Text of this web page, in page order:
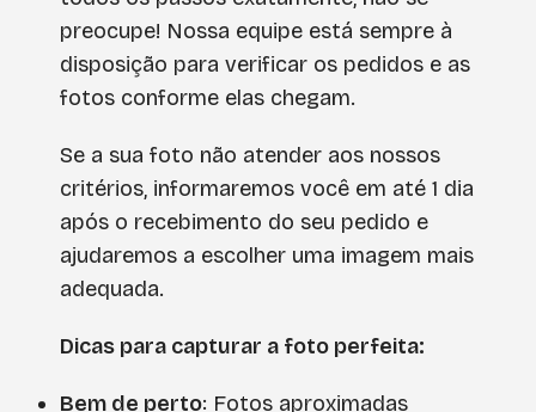
preocupe! Nossa equipe está sempre à
disposição para verificar os pedidos e as
fotos conforme elas chegam.
Se a sua foto não atender aos nossos
critérios, informaremos você em até 1 dia
após o recebimento do seu pedido e
ajudaremos a escolher uma imagem mais
adequada.
Dicas para capturar a foto perfeita:
Bem de perto: Fotos aproximadas